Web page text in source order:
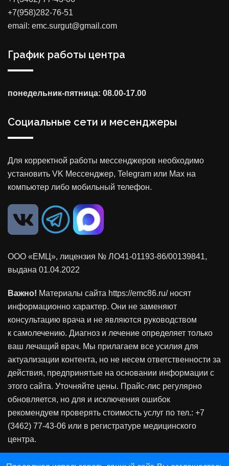
+7(958)282-76-51
email: emc.surgut@gmail.com
График работы центра
понедельник-пятница: 08.00-17.00
Социальные сети и месенджеры
Для корректной работы мессенджеров необходимо
установить VK Мессенджер, Telegram или Max на
компьютер либо мобильный телефон.
ООО «ЕМЦ», лицензия № ЛО41-01193-86/00139841,
выдана 01.04.2022
Важно! Материалы сайта https://emc86.ru/ носят
информационно характер. Они не заменяют
консультацию врача и не являются руководством
к самолечению. Диагноз и лечение определяет только
ваш лечащий врач. Мы прилагаем все усилия для
актуализации контента, но не несем ответственности за
действия, предпринятые на основании информации с
этого сайта. Уточняйте цены. Прайс-лис регулярно
обновляется, но для и исключения ошибок
рекомендуем проверять стоимость услуг по тел.: +7
(3462) 77-43-06 или в регистратуре медицинского
центра.